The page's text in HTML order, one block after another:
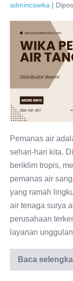
admincswika |
Pemanas
Distributor
Pemanas air
sehari-hari kita.
beriklim tropis,
pemanas air
yang ramah
air tenaga surya
perusahaan
layanan
Baca